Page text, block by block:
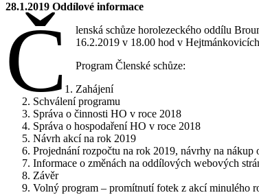
28.1.2019 Oddílové informace
Č
lenská schůze horolezeckého oddílu
16.2.2019 v 18.00 hod v
Program Členské schůze:
Zahájení
Schválení programu
Správa o činnosti HO v roce 2018
Správa o hospodaření HO v roce 2018
Návrh akcí na rok 2019
Projednání rozpočtu na rok 2019, návrhy na nákup
Informace o změnách na oddílových webových
Závěr
Volný program – promítnutí fotek z akcí minulého